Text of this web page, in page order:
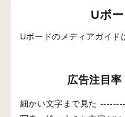
Uボ
Uボードのメディアガイド
広告注目率
細かい文字まで見た